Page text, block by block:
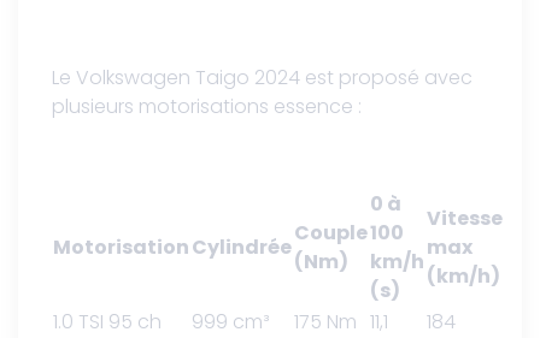
Le Volkswagen Taigo 2024 est proposé avec
plusieurs motorisations essence :
MotorisationCylindrée
Couple
(Nm)
0 à
100
km/h
(s)
Vitesse
max
(km/h)
1.0 TSI 95 ch
999 cm³ 175 Nm 11,1
184